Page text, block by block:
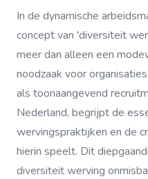
In de dynamische
concept van 'diversiteit
meer dan alleen een
noodzaak voor
als toonaangevend
Nederland, begrijpt de
wervingspraktijken en de
hierin speelt. Dit
diversiteit werving